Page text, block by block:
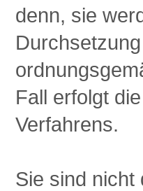
denn, sie
Fall erfolgt
Verfahrens.
Sie sind nicht